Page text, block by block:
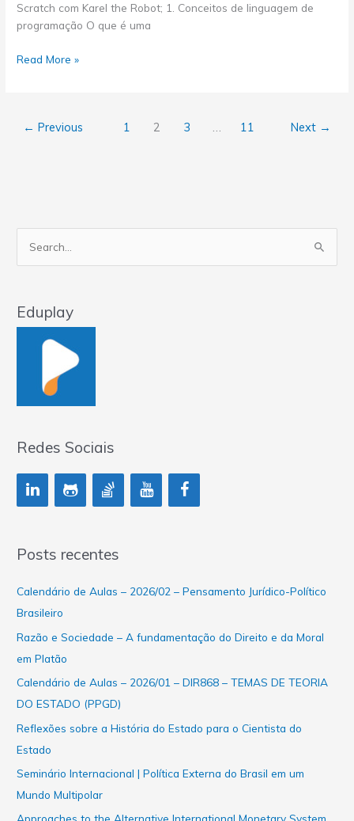
Scratch com Karel the Robot; 1. Conceitos de linguagem de
programação O que é uma
Aula
Read More »
← Previous 1 2 3 11 Next →
Eduplay
Redes Sociais
Posts recentes
Calendário de Aulas – 2026/02 – Pensamento Jurídico-Político
Brasileiro
Razão e Sociedade – A fundamentação do Direito e da Moral
em Platão
Calendário de Aulas – 2026/01 – DIR868 – TEMAS DE TEORIA
DO ESTADO (PPGD)
Reflexões sobre a História do Estado para o Cientista do
Estado
Seminário Internacional | Política Externa do Brasil em um
Mundo Multipolar